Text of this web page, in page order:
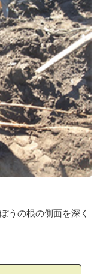
うの根の側面を深く